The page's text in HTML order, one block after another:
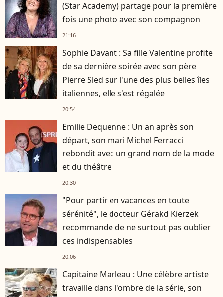
(Star Academy) partage pour la première
fois une photo avec son compagnon
21:16
Sophie Davant : Sa fille Valentine profite
de sa dernière soirée avec son père
Pierre Sled sur l'une des plus belles îles
italiennes, elle s'est régalée
20:54
Emilie Dequenne : Un an après son
départ, son mari Michel Ferracci
rebondit avec un grand nom de la mode
et du théâtre
20:30
"Pour partir en vacances en toute
sérénité", le docteur Gérakd Kierzek
recommande de ne surtout pas oublier
ces indispensables
20:06
Capitaine Marleau : Une célèbre artiste
travaille dans l'ombre de la série, son